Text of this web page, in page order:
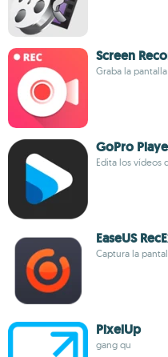
Screen
Graba la
GoPro
Edita los vídeos
EaseUS
Captura la
PixelUp
gang qu